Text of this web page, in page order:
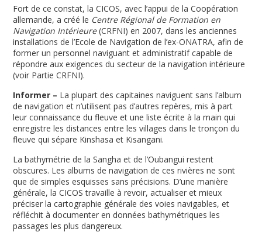
Fort de ce constat, la CICOS, avec l’appui de la Coopération
allemande, a créé le Centre Régional de Formation en
Navigation Intérieure(CRFNI) en 2007, dans les anciennes
installations de l’Ecole de Navigation de l’ex-ONATRA, afin de
former un personnel naviguant et administratif capable de
répondre aux exigences du secteur de la navigation intérieure
(voir Partie CRFNI).
Informer – La plupart des capitaines naviguent sans l’album
de naviga­tion et n’utilisent pas d’autres repères, mis à part
leur connaissance du fleuve et une liste écrite à la main qui
enregistre les distances entre les villages dans le tron­çon du
fleuve qui sépare Kinshasa et Kisangani.
La bathymétrie de la Sangha et de l’Oubangui restent
obscures. Les albums de navigation de ces rivières ne sont
que de simples esquisses sans précisions. D’une manière
générale, la CICOS travaille à revoir, actualiser et mieux
préciser la cartographie générale des voies navigables, et
réfléchit à documenter en données bathymétriques les
passages les plus dangereux.